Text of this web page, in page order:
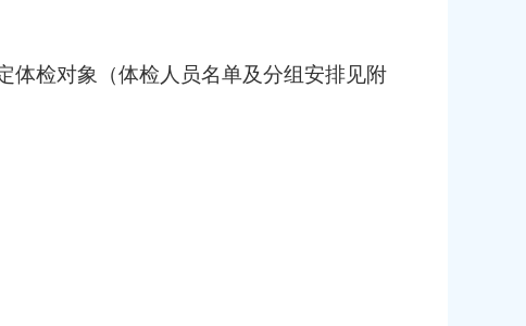
体检对象（体检人员名单及分组安排见附